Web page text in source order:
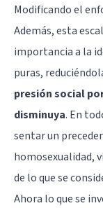
Modificando el
Además, esta
importancia a la
puras,
presión social
disminuya. En
sentar un
homosexualidad,
de lo que se
Ahora lo que se